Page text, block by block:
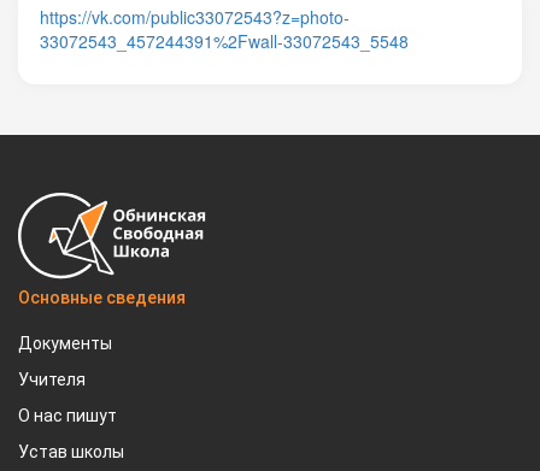
https://vk.com/public33072543?z=photo-
33072543_457244391%2Fwall-33072543_5548
Основные сведения
Документы
Учителя
О нас пишут
Устав школы